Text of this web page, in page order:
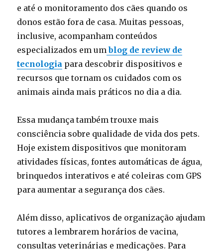
e até o monitoramento dos cães quando os
donos estão fora de casa. Muitas pessoas,
inclusive, acompanham conteúdos
especializados em um blog de review de
tecnologia para descobrir dispositivos e
recursos que tornam os cuidados com os
animais ainda mais práticos no dia a dia.
Essa mudança também trouxe mais
consciência sobre qualidade de vida dos pets.
Hoje existem dispositivos que monitoram
atividades físicas, fontes automáticas de água,
brinquedos interativos e até coleiras com GPS
para aumentar a segurança dos cães.
Além disso, aplicativos de organização ajudam
tutores a lembrarem horários de vacina,
consultas veterinárias e medicações. Para